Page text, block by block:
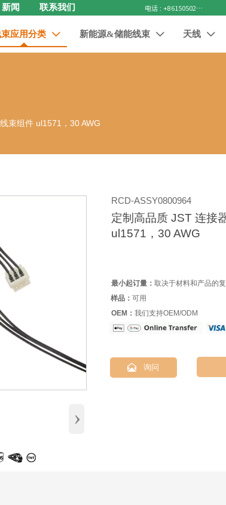
新闻 联系我们 电话 : +8615050271688
应用分类  新能源&储能线束  天线 
束组件 ul1571，30 AWG
›
RCD-ASSY0800964
定制高品质 JST 连接
ul1571，30 AWG
最小起订量： 取决于材料和产品的
样品：可用
OEM： 我们支持OEM/ODM
 询问